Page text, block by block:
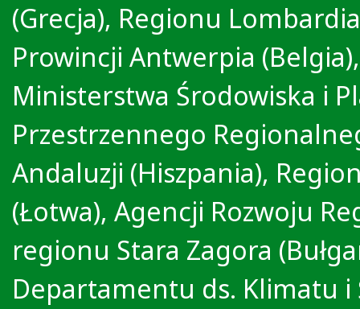
(Grecja), Regionu
Prowincji Antwerpia (Belgia),
Ministerstwa Środowiska i
Przestrzennego
Andaluzji (Hiszpania),
(Łotwa), Agencji Rozwoju
regionu Stara Zagora
Departamentu ds. Klimatu i